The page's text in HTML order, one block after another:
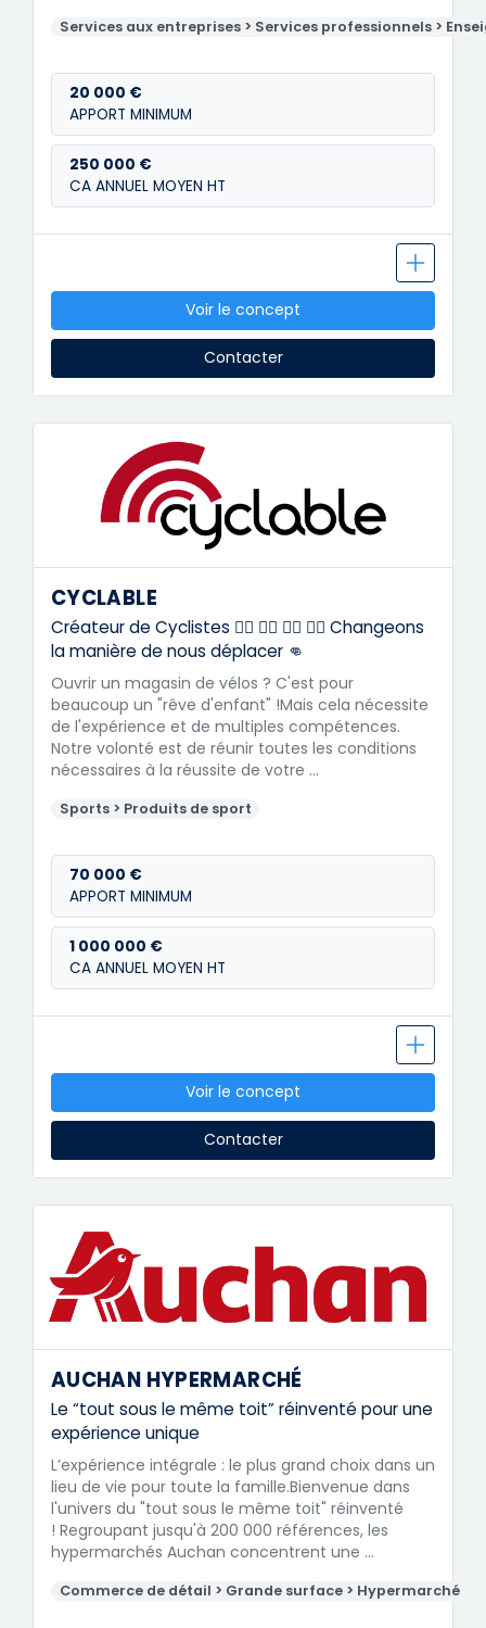
Services aux entreprises > Services professionnels >
20 000 €
APPORT MINIMUM
250 000 €
CA ANNUEL MOYEN HT
Voir le concept
Contacter
CYCLABLE
Créateur de Cyclistes 🚴‍♀️ 🚴‍♂️ 🚴‍♀️ 🚴‍♂️ Changeons
la manière de nous déplacer 👊
Ouvrir un magasin de vélos ? C'est pour
beaucoup un "rêve d'enfant" !Mais cela nécessite
de l'expérience et de multiples compétences.
Notre volonté est de réunir toutes les conditions
nécessaires à la réussite de votre …
Sports > Produits de sport
70 000 €
APPORT MINIMUM
1 000 000 €
CA ANNUEL MOYEN HT
Voir le concept
Contacter
AUCHAN HYPERMARCHÉ
Le “tout sous le même toit” réinventé pour une
expérience unique
L’expérience intégrale : le plus grand choix dans un
lieu de vie pour toute la famille.Bienvenue dans
l'univers du "tout sous le même toit" réinventé
! Regroupant jusqu'à 200 000 références, les
hypermarchés Auchan concentrent une …
Commerce de détail > Grande surface > Hypermarché